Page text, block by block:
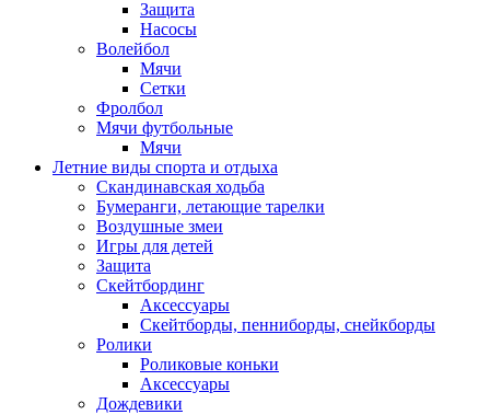
Защита
Насосы
Волейбол
Мячи
Сетки
Фролбол
Мячи футбольные
Мячи
Летние виды спорта и отдыха
Скандинавская ходьба
Бумеранги, летающие тарелки
Воздушные змеи
Игры для детей
Защита
Скейтбординг
Аксессуары
Скейтборды, пенниборды, снейкборды
Ролики
Роликовые коньки
Аксессуары
Дождевики